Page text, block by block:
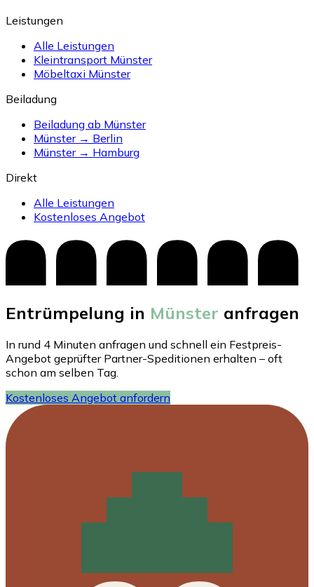
Leistungen
Alle Leistungen
Kleintransport Münster
Möbeltaxi Münster
Beiladung
Beiladung ab Münster
Münster → Berlin
Münster → Hamburg
Direkt
Alle Leistungen
Kostenloses Angebot
Entrümpelung in Münster anfragen
In rund 4 Minuten anfragen und schnell ein Festpreis-
Angebot geprüfter Partner-Speditionen erhalten – oft
schon am selben Tag.
Kostenloses Angebot anfordern